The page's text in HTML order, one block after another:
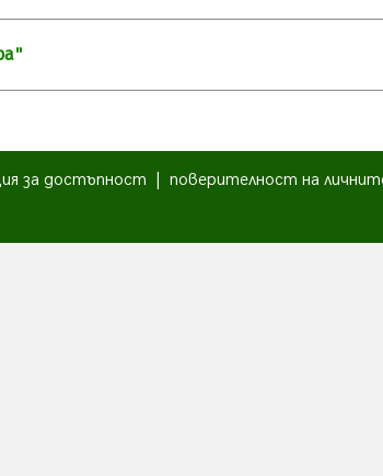
за достъпност поверителност на